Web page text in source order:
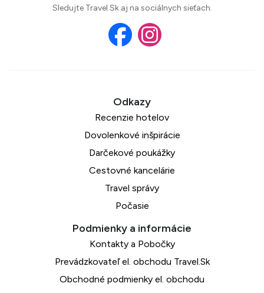
Sledujte Travel.Sk aj na sociálnych sieťach.
Recenzie hotelov
Dovolenkové inšpirácie
Darčekové poukážky
Cestovné kancelárie
Travel správy
Počasie
Kontakty a Pobočky
Prevádzkovateľ el. obchodu Travel.Sk
Obchodné podmienky el. obchodu